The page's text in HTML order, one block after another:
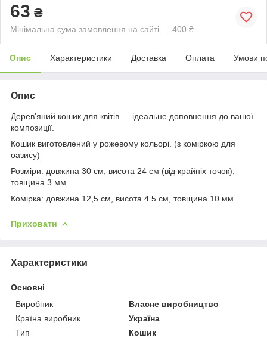
63 ₴
Мінімальна сума замовлення на сайті — 400 ₴
Опис Характеристики Доставка Оплата Умови
Опис
Дерев'яний кошик для квітів — ідеальне доповнення до вашої
композиції.
Кошик виготовлений у рожевому кольорі. (з коміркою для
оазису)
Розміри: довжина 30 см, висота 24 см (від крайніх точок),
товщина 3 мм
Комірка: довжина 12,5 см, висота 4.5 см, товщина 10 мм
Приховати
Характеристики
Основні
Виробник
Власне виробництво
Країна виробник
Україна
Тип
Кошик